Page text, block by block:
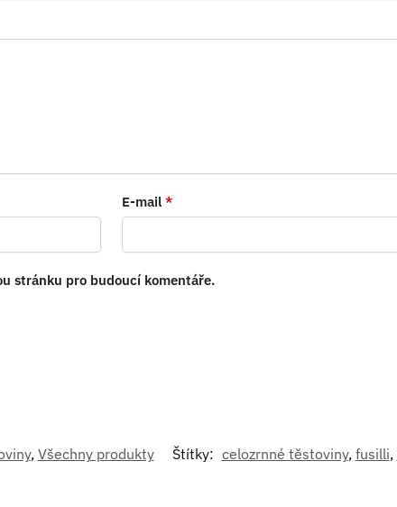
E-mail*
stránku pro budoucí komentáře.
, Všechny produkty Štítky: celozrnné těstoviny, fusilli,